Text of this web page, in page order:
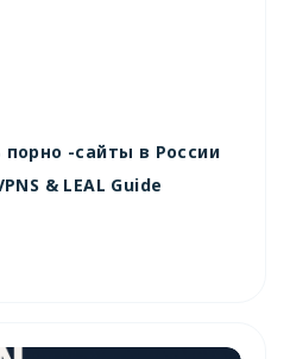
-сайты в России
& LEAL Guide